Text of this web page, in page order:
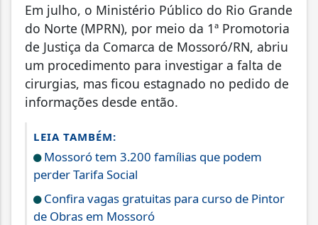
Em julho, o Ministério Público do Rio Grande
do Norte (MPRN), por meio da 1ª Promotoria
de Justiça da Comarca de Mossoró/RN, abriu
um procedimento para investigar a falta de
cirurgias, mas ficou estagnado no pedido de
informações desde então.
LEIA TAMBÉM:
Mossoró tem 3.200 famílias que podem
perder Tarifa Social
Confira vagas gratuitas para curso de Pintor
de Obras em Mossoró